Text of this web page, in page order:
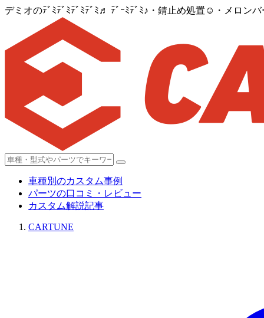
デミオのﾃﾞﾐﾃﾞﾐﾃﾞﾐﾃﾞﾐ♬ ﾃﾞｰﾐﾃﾞﾐ♪・錆止め処置☺️・メロン
車種別のカスタム事例
パーツの口コミ・レビュー
カスタム解説記事
CARTUNE